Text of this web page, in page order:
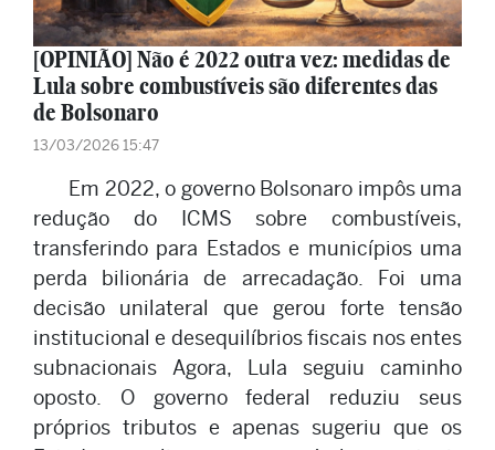
[OPINIÃO] Não é 2022 outra vez: medidas de
Lula sobre combustíveis são diferentes das
de Bolsonaro
13/03/2026 15:47
Em 2022, o governo Bolsonaro impôs uma
redução do ICMS sobre combustíveis,
transferindo para Estados e municípios uma
perda bilionária de arrecadação. Foi uma
decisão unilateral que gerou forte tensão
institucional e desequilíbrios fiscais nos entes
subnacionais Agora, Lula seguiu caminho
oposto. O governo federal reduziu seus
próprios tributos e apenas sugeriu que os